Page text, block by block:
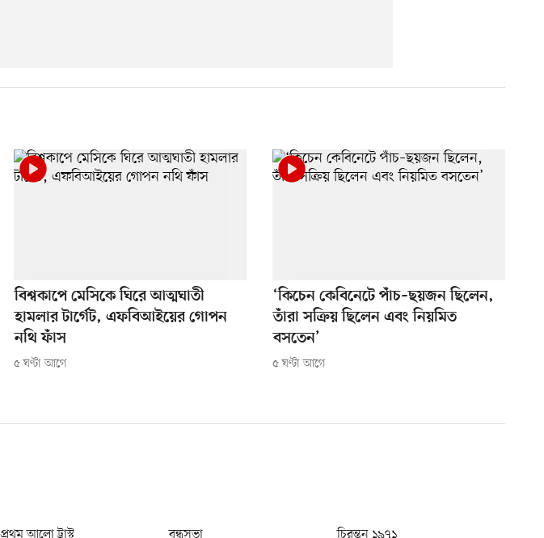
বিশ্বকাপে মেসিকে ঘিরে আত্মঘাতী
হামলার টার্গেট, এফবিআইয়ের গোপন
নথি ফাঁস
৫ ঘণ্টা আগে
‘কিচেন কেবিনেটে পাঁচ–ছয়জন ছিলেন,
তাঁরা সক্রিয় ছিলেন এবং নিয়মিত
বসতেন’
৫ ঘণ্টা আগে